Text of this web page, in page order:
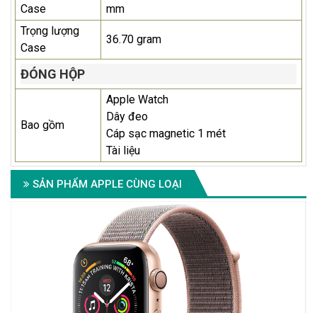
Case
mm
Trọng lượng
Case
36.70 gram
ĐÓNG HỘP
Bao gồm
Apple Watch
Dây đeo
Cáp sạc magnetic 1 mét
Tài liệu
SẢN PHẨM APPLE CÙNG LOẠI